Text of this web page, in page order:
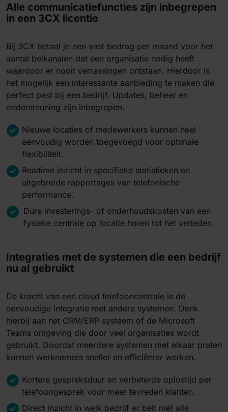
Alle communicatiefuncties zijn inbegrepen
in een 3CX licentie
Bij 3CX betaal je een vast bedrag per maand voor het
aantal belkanalen dat een organisatie nodig heeft
waardoor er nooit verrassingen ontstaan. Hierdoor is
het mogelijk een interessante aanbieding te maken die
perfect past bij een bedrijf. Updates, beheer en
ondersteuning zijn inbegrepen.
Nieuwe locaties of medewerkers kunnen heel
eenvoudig worden toegevoegd voor optimale
flexibiliteit.
Realtime inzicht in specifieke statistieken en
uitgebreide rapportages van telefonische
performance.
Dure investerings- of onderhoudskosten van een
fysieke centrale op locatie horen tot het verleden.
Integraties met de systemen die een bedrijf
nu al gebruikt
De kracht van een cloud telefooncentrale is de
eenvoudige integratie met andere systemen. Denk
hierbij aan het CRM/ERP systeem of de Microsoft
Teams omgeving die door veel organisaties wordt
gebruikt. Doordat meerdere systemen met elkaar praten
kunnen werknemers sneller en efficiënter werken.
Kortere gespreksduur en verbeterde oplostijd per
telefoongesprek voor meer tevreden klanten.
Direct inzicht in welk bedrijf er belt met alle